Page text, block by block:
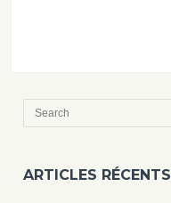
ARTICLES RÉCENTS